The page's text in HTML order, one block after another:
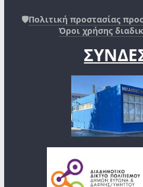
🛡️Πολιτική προστασίας
Όροι χρήσης